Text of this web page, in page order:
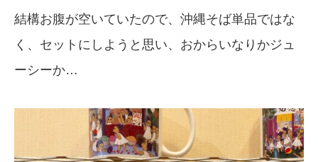
結構お腹が空いていたので、沖縄そば単品ではな
く、セットにしようと思い、おからいなりかジュ
ーシーか…